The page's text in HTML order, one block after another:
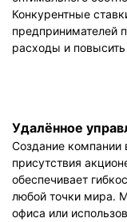
Конкурентные
предпринимателей
расходы и повысить
Удалённое
Создание компании
присутствия
обеспечивает
любой точки мира.
офиса или